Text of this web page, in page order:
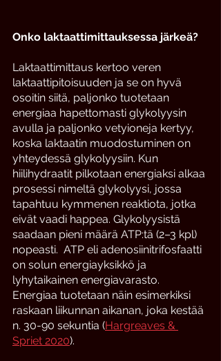
Onko laktaattimittauksessa järkeä?
Laktaattimittaus kertoo veren
laktaattipitoisuuden ja se on hyvä
osoitin siitä, paljonko tuotetaan
energiaa hapettomasti glykolyysin
avulla ja paljonko vetyioneja kertyy,
koska laktaatin muodostuminen on
yhteydessä glykolyysiin. Kun
hiilihydraatit pilkotaan energiaksi alkaa
prosessi nimeltä glykolyysi, jossa
tapahtuu kymmenen reaktiota, jotka
eivät vaadi happea. Glykolyysistä
saadaan pieni määrä ATP:tä (2–3 kpl)
nopeasti.  ATP eli adenosiinitrifosfaatti
on solun energiayksikkö ja
lyhytaikainen energiavarasto.
Energiaa tuotetaan näin esimerkiksi
raskaan liikunnan aikanan, joka kestää
n. 30-90 sekuntia (Hargreaves &
Spriet 2020).